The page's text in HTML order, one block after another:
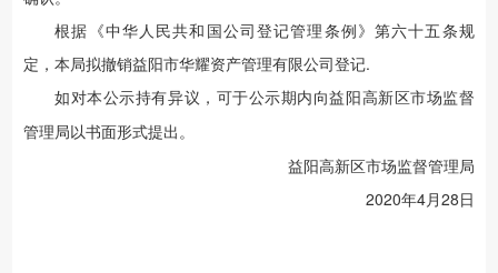
根据《中华人民共和国公司登记管理条例》第六十五条规
定，本局拟撤销益阳市华耀资产管理有限公司登记.
如对本公示持有异议，可于公示期内向益阳高新区市场监督
管理局以书面形式提出。
益阳高新区市场监督管理局
2020年4月28日